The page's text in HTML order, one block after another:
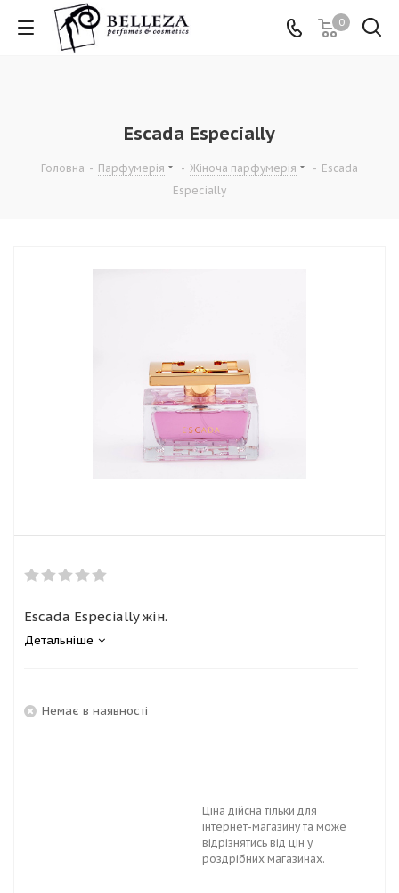
0
Escada Especially
Головна - Парфумерія - Жіноча парфумерія - Escada
Especially
Escada Especially жін.
Детальніше
Немає в наявності
Ціна дійсна тільки для
інтернет-магазину та може
відрізнятись від цін у
роздрібних магазинах.